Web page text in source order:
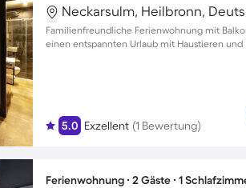
Neckarsulm, Heilbronn,
Familienfreundliche Ferienwohnung mit
einen entspannten Urlaub mit Haustieren und
5.0 Exzellent (1 Bewertung)
Ferienwohnung ∙ 2 Gäste ∙ 1